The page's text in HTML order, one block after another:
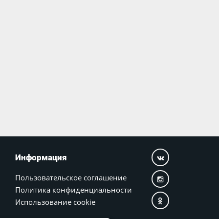
Информация
Пользовательское соглашение
Политика конфиденциальности
Использование cookie